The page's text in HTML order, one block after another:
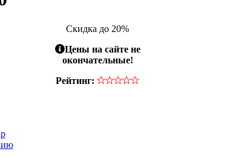
Скидка до 20%
Цены на сайте не
окончательные!
Рейтинг: